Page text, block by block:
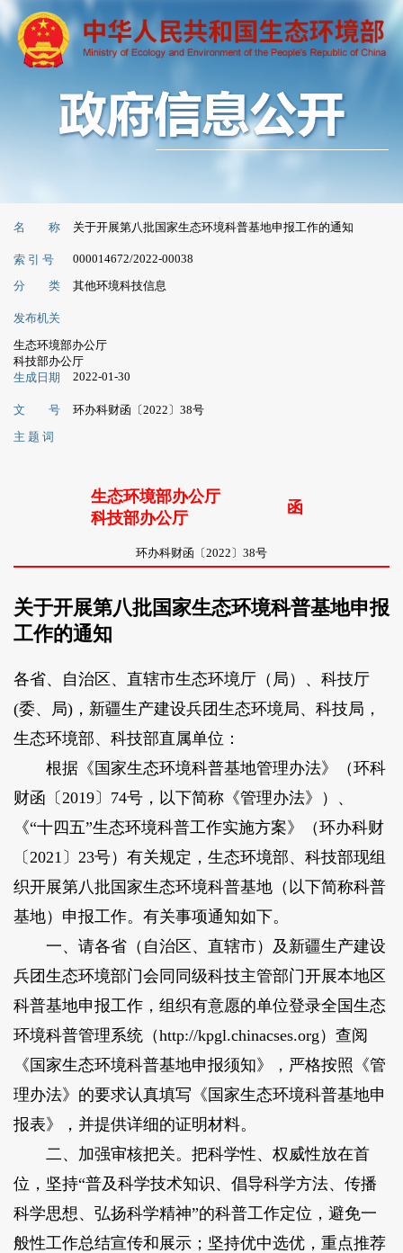
名 称 关于开展第八批国家生态环境科普基地申报工作的通知
索 引 号 000014672/2022-00038
分 类 其他环境科技信息
发布机关
生态环境部办公厅
科技部办公厅
生成日期
2022-01-30
文 号
环办科财函〔2022〕38号
主 题 词
生态环境部办公厅
科技部办公厅
函
环办科财函〔2022〕38号
关于开展第八批国家生态环境科普基地申报
工作的通知
各省、自治区、直辖市生态环境厅（局）、科技厅
(委、局)，新疆生产建设兵团生态环境局、科技局，
生态环境部、科技部直属单位：
根据《国家生态环境科普基地管理办法》（环科
财函〔2019〕74号，以下简称《管理办法》）、
《“十四五”生态环境科普工作实施方案》（环办科财
〔2021〕23号）有关规定，生态环境部、科技部现组
织开展第八批国家生态环境科普基地（以下简称科普
基地）申报工作。有关事项通知如下。
一、请各省（自治区、直辖市）及新疆生产建设
兵团生态环境部门会同同级科技主管部门开展本地区
科普基地申报工作，组织有意愿的单位登录全国生态
环境科普管理系统（http://kpgl.chinacses.org）查阅
《国家生态环境科普基地申报须知》，严格按照《管
理办法》的要求认真填写《国家生态环境科普基地申
报表》，并提供详细的证明材料。
二、加强审核把关。把科学性、权威性放在首
位，坚持“普及科学技术知识、倡导科学方法、传播
科学思想、弘扬科学精神”的科普工作定位，避免一
般性工作总结宣传和展示；坚持优中选优，重点推荐